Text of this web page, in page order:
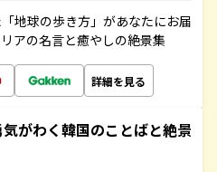
地球の歩き方」があなたにお届
アの名言と癒やしの絶景集
詳細を見る
がわく韓国のことばと絶景